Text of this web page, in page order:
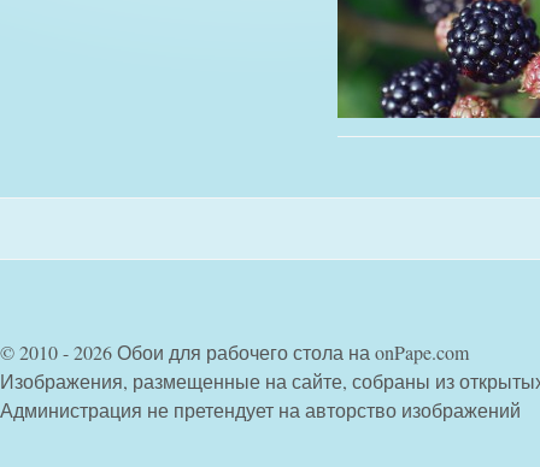
© 2010 - 2026 Обои для рабочего стола на onPape.com
Изображения, размещенные на сайте, собраны из
Администрация не претендует на авторство изображений